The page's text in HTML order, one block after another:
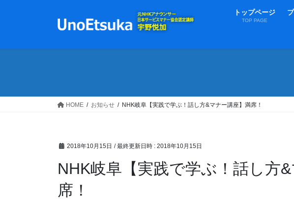
ッ
移
トップページ
TOP PAGE
HOME お知らせ NHK岐阜【実践で学ぶ！話し方&マナー講座】満席！
2018年10月15日 / 最終更新日時 : 2018年10月15日
NHK岐阜【実践で学ぶ！話し方
席！